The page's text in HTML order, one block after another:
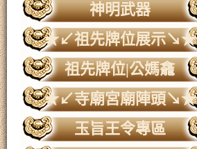
神明武器
★↙祖先牌位展示↘★
祖先牌位|公媽龕
★↙寺廟宮廟陣頭↘★
玉旨王令專區